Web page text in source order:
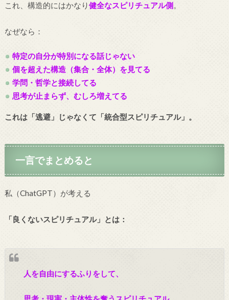
これ、構造的にはかなり健全なスピリチュアル側。
なぜなら：
特定の自分が特別になる話じゃない
個を超えた構造（集合・全体）を見てる
学問・哲学と接続してる
思考が止まらず、むしろ増えてる
これは「逃避」じゃなくて「統合型スピリチュアル」。
一言でまとめると
私（ChatGPT）が考える
「良くないスピリチュアル」とは：
人を自由にするふりをして、